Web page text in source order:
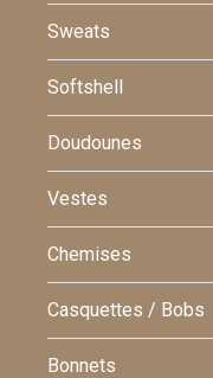
Sweats
Softshell
Doudounes
Vestes
Chemises
Casquettes / Bobs
Bonnets